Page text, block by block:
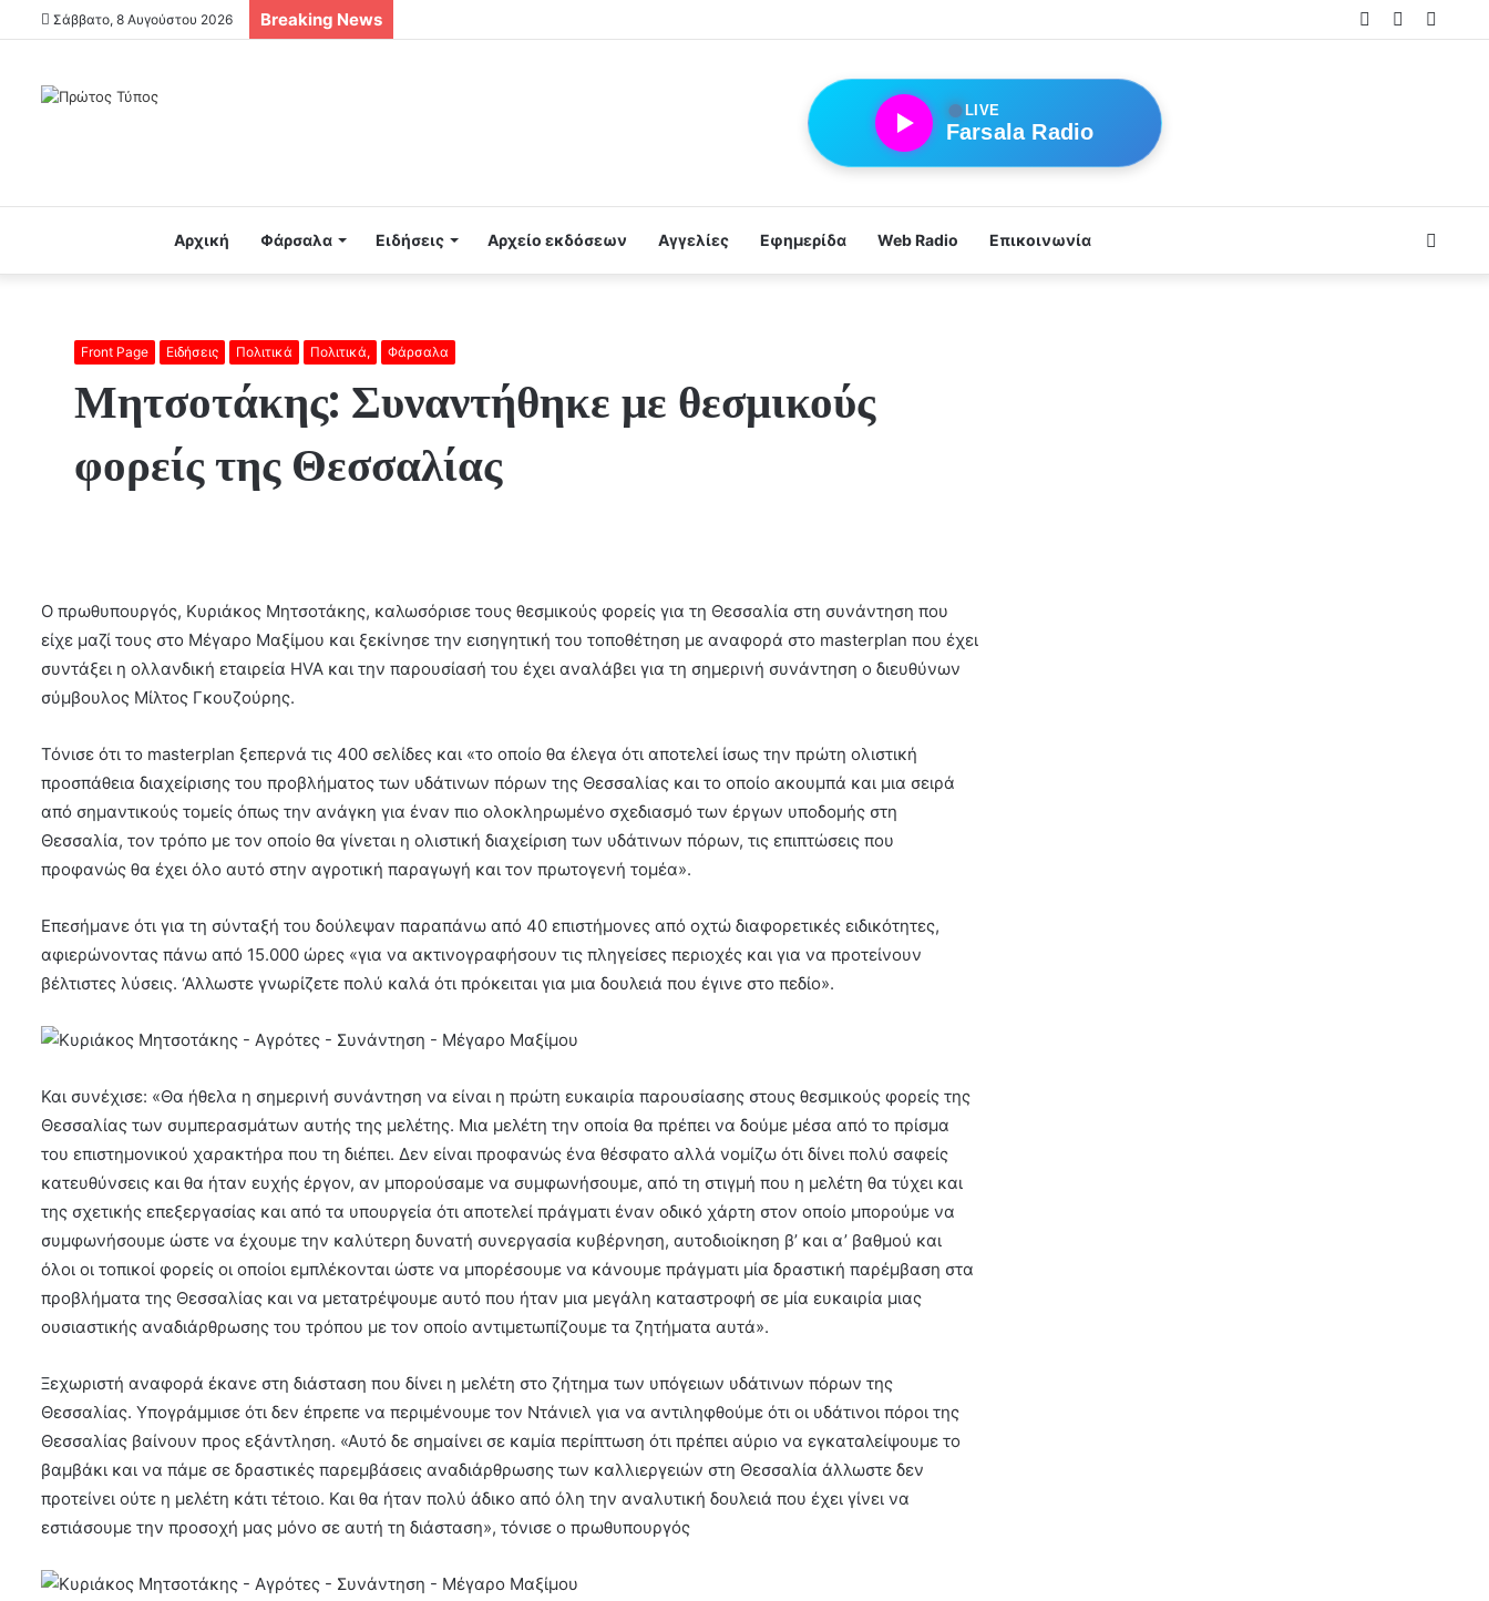
Σάββατο, 8 Αυγούστου 2026 Breaking News
Random
Log
●LIVE
Farsala Radio
Αρχική Φάρσαλα Ειδήσεις Αρχείο εκδόσεων Αγγελίες Εφημερίδα Web Radio Επικοινωνία
Front Page Ειδήσεις Πολιτικά Πολιτικά, Φάρσαλα
Μητσοτάκης: Συναντήθηκε με θεσμικούς
φορείς της Θεσσαλίας
Ο πρωθυπουργός, Κυριάκος Μητσοτάκης, καλωσόρισε τους θεσμικούς φορείς για τη Θεσσαλία στη συνάντηση που
είχε μαζί τους στο Μέγαρο Μαξίμου και ξεκίνησε την εισηγητική του τοποθέτηση με αναφορά στο masterplan που έχει
συντάξει η ολλανδική εταιρεία HVA και την παρουσίασή του έχει αναλάβει για τη σημερινή συνάντηση ο διευθύνων
σύμβουλος Μίλτος Γκουζούρης.
Τόνισε ότι το masterplan ξεπερνά τις 400 σελίδες και «το οποίο θα έλεγα ότι αποτελεί ίσως την πρώτη ολιστική
προσπάθεια διαχείρισης του προβλήματος των υδάτινων πόρων της Θεσσαλίας και το οποίο ακουμπά και μια σειρά
από σημαντικούς τομείς όπως την ανάγκη για έναν πιο ολοκληρωμένο σχεδιασμό των έργων υποδομής στη
Θεσσαλία, τον τρόπο με τον οποίο θα γίνεται η ολιστική διαχείριση των υδάτινων πόρων, τις επιπτώσεις που
προφανώς θα έχει όλο αυτό στην αγροτική παραγωγή και τον πρωτογενή τομέα».
Επεσήμανε ότι για τη σύνταξή του δούλεψαν παραπάνω από 40 επιστήμονες από οχτώ διαφορετικές ειδικότητες,
αφιερώνοντας πάνω από 15.000 ώρες «για να ακτινογραφήσουν τις πληγείσες περιοχές και για να προτείνουν
βέλτιστες λύσεις. ‘Αλλωστε γνωρίζετε πολύ καλά ότι πρόκειται για μια δουλειά που έγινε στο πεδίο».
Και συνέχισε: «Θα ήθελα η σημερινή συνάντηση να είναι η πρώτη ευκαιρία παρουσίασης στους θεσμικούς φορείς της
Θεσσαλίας των συμπερασμάτων αυτής της μελέτης. Μια μελέτη την οποία θα πρέπει να δούμε μέσα από το πρίσμα
του επιστημονικού χαρακτήρα που τη διέπει. Δεν είναι προφανώς ένα θέσφατο αλλά νομίζω ότι δίνει πολύ σαφείς
κατευθύνσεις και θα ήταν ευχής έργον, αν μπορούσαμε να συμφωνήσουμε, από τη στιγμή που η μελέτη θα τύχει και
της σχετικής επεξεργασίας και από τα υπουργεία ότι αποτελεί πράγματι έναν οδικό χάρτη στον οποίο μπορούμε να
συμφωνήσουμε ώστε να έχουμε την καλύτερη δυνατή συνεργασία κυβέρνηση, αυτοδιοίκηση β’ και α’ βαθμού και
όλοι οι τοπικοί φορείς οι οποίοι εμπλέκονται ώστε να μπορέσουμε να κάνουμε πράγματι μία δραστική παρέμβαση στα
προβλήματα της Θεσσαλίας και να μετατρέψουμε αυτό που ήταν μια μεγάλη καταστροφή σε μία ευκαιρία μιας
ουσιαστικής αναδιάρθρωσης του τρόπου με τον οποίο αντιμετωπίζουμε τα ζητήματα αυτά».
Ξεχωριστή αναφορά έκανε στη διάσταση που δίνει η μελέτη στο ζήτημα των υπόγειων υδάτινων πόρων της
Θεσσαλίας. Υπογράμμισε ότι δεν έπρεπε να περιμένουμε τον Ντάνιελ για να αντιληφθούμε ότι οι υδάτινοι πόροι της
Θεσσαλίας βαίνουν προς εξάντληση. «Αυτό δε σημαίνει σε καμία περίπτωση ότι πρέπει αύριο να εγκαταλείψουμε το
βαμβάκι και να πάμε σε δραστικές παρεμβάσεις αναδιάρθρωσης των καλλιεργειών στη Θεσσαλία άλλωστε δεν
προτείνει ούτε η μελέτη κάτι τέτοιο. Και θα ήταν πολύ άδικο από όλη την αναλυτική δουλειά που έχει γίνει να
εστιάσουμε την προσοχή μας μόνο σε αυτή τη διάσταση», τόνισε ο πρωθυπουργός